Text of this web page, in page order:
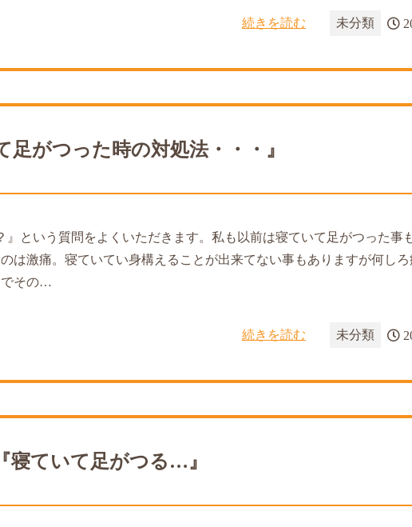
続きを読む 未分類
足がつった時の対処法・・・』
という質問をよくいただきます。私も以前は寝ていて足がつった事
は激痛。寝ていてい身構えることが出来てない事もありますが何しろ
でその…
続きを読む 未分類
『寝ていて足がつる…』